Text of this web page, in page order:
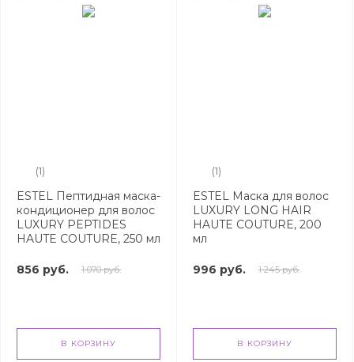
(1)
ESTEL Пептидная маска-
кондиционер для волос
LUXURY PEPTIDES
HAUTE COUTURE, 250 мл
856 руб. 1 070 руб.
В КОРЗИНУ
(1)
ESTEL Маска для волос
LUXURY LONG HAIR
HAUTE COUTURE, 200
мл
996 руб. 1 245 руб.
В КОРЗИНУ